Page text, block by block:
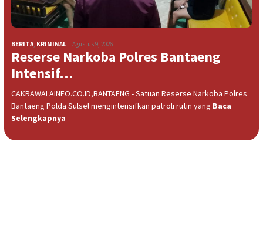
BERITA, KRIMINAL Agustus 9, 2026
Reserse Narkoba Polres Bantaeng
Intensif…
CAKRAWALAINFO.CO.ID,BANTAENG - Satuan Reserse Narkoba Polres
Bantaeng Polda Sulsel mengintensifkan patroli rutin yang Baca
Selengkapnya